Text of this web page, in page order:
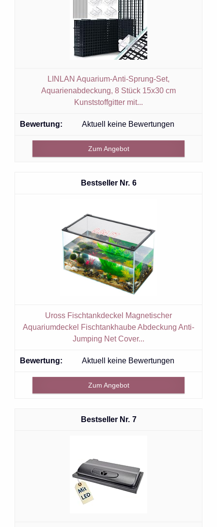
LINLAN Aquarium-Anti-Sprung-Set,
Aquarienabdeckung, 8 Stück 15x30 cm
Kunststoffgitter mit...
Aktuell keine Bewertungen
Zum Angebot
6
Uross Fischtankdeckel Magnetischer
Aquariumdeckel Fischtankhaube Abdeckung Anti-
Jumping Net Cover...
Aktuell keine Bewertungen
Zum Angebot
7